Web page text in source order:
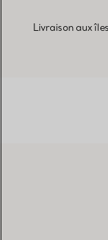
Livraison aux